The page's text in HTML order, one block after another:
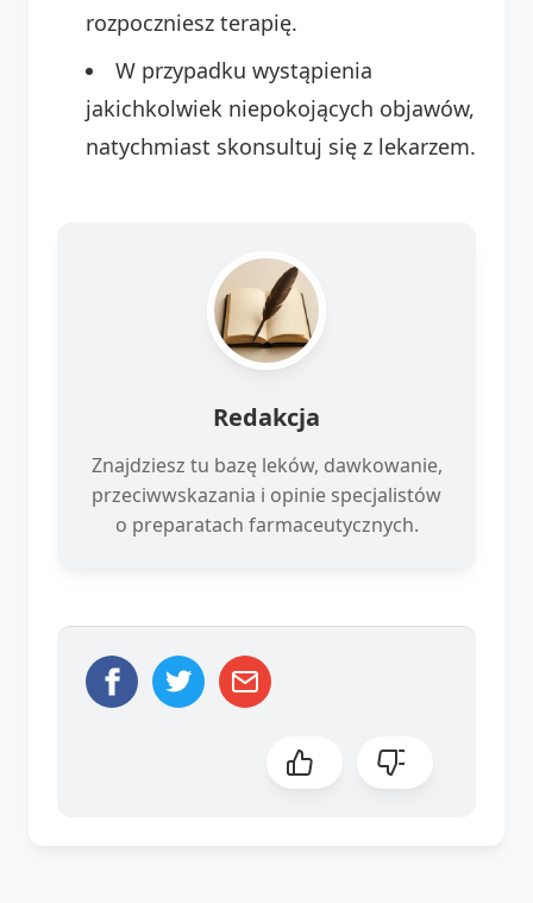
rozpoczniesz terapię.
W przypadku wystąpienia
jakichkolwiek niepokojących objawów,
natychmiast skonsultuj się z lekarzem.
Redakcja
Znajdziesz tu bazę leków, dawkowanie,
przeciwwskazania i opinie specjalistów
o preparatach farmaceutycznych.